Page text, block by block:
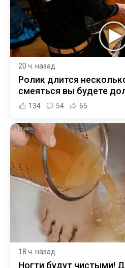
20 ч. назад
Ролик длится
смеяться вы будете
134 54 65
18 ч. назад
Ногти будут чистыми!